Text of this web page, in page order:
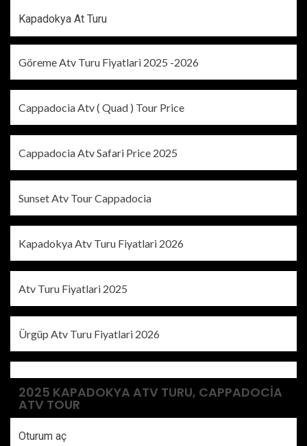
Kapadokya At Turu
Göreme Atv Turu Fiyatlari 2025 -2026
Cappadocia Atv ( Quad ) Tour Price
Cappadocia Atv Safari Price 2025
Sunset Atv Tour Cappadocia
Kapadokya Atv Turu Fiyatlari 2026
Atv Turu Fiyatlari 2025
Ürgüp Atv Turu Fiyatlari 2026
2025 KAPADOKYA ATV TURU, CAPPADOCIA
ATV TOUR
Oturum aç